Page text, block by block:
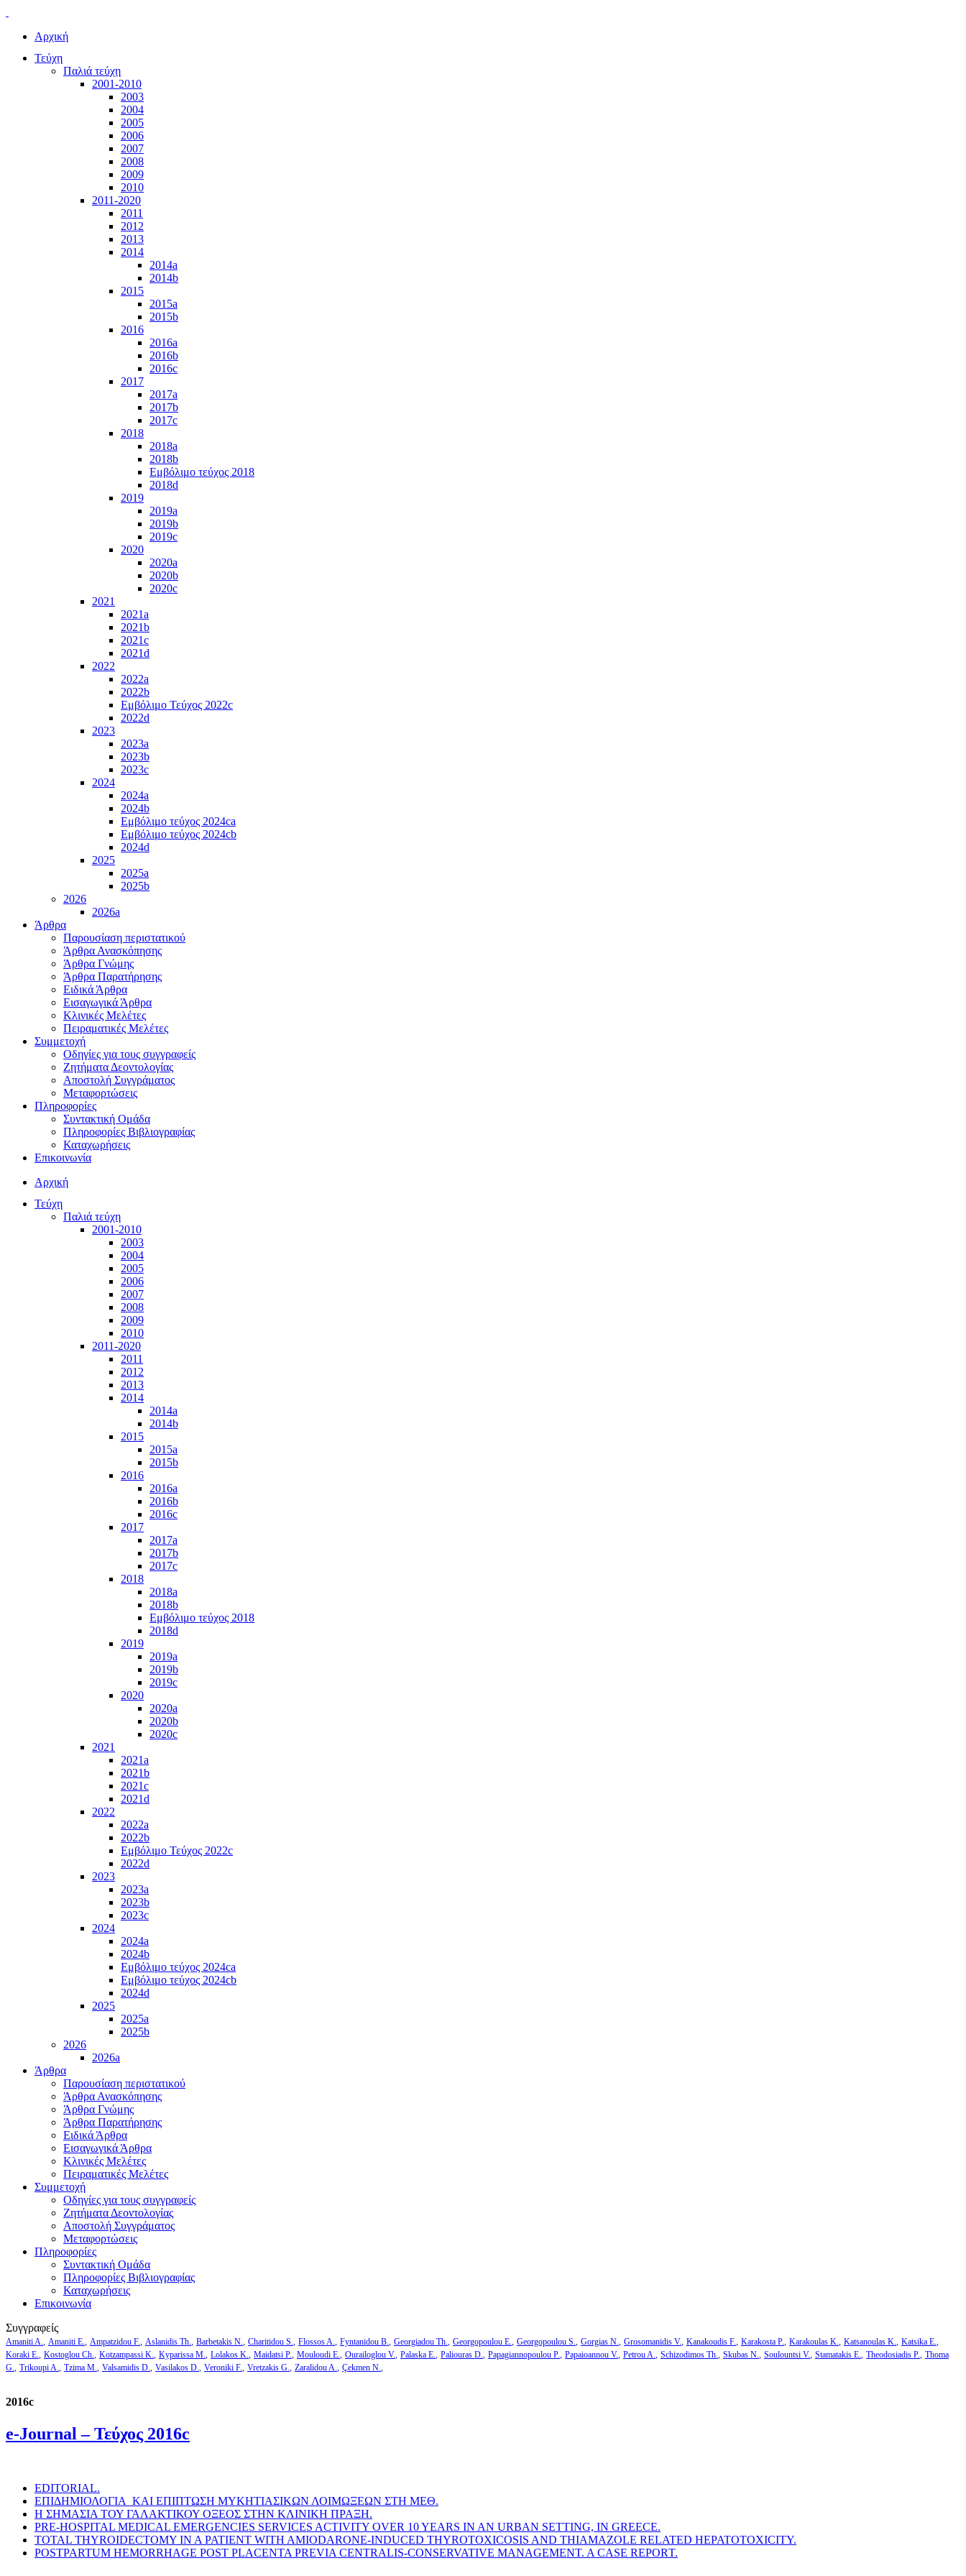
Αρχική
Τεύχη
Παλιά τεύχη
2001-2010
2003
2004
2005
2006
2007
2008
2009
2010
2011-2020
2011
2012
2013
2014
2014a
2014b
2015
2015a
2015b
2016
2016a
2016b
2016c
2017
2017a
2017b
2017c
2018
2018a
2018b
Εμβόλιμο τεύχος 2018
2018d
2019
2019a
2019b
2019c
2020
2020a
2020b
2020c
2021
2021a
2021b
2021c
2021d
2022
2022a
2022b
Εμβόλιμο Τεύχος 2022c
2022d
2023
2023a
2023b
2023c
2024
2024a
2024b
Εμβόλιμο τεύχος 2024ca
Εμβόλιμο τεύχος 2024cb
2024d
2025
2025a
2025b
2026
2026a
Άρθρα
Παρουσίαση περιστατικού
Άρθρα Ανασκόπησης
Άρθρα Γνώμης
Άρθρα Παρατήρησης
Ειδικά Άρθρα
Εισαγωγικά Άρθρα
Κλινικές Μελέτες
Πειραματικές Μελέτες
Συμμετοχή
Οδηγίες για τους συγγραφείς
Ζητήματα Δεοντολογίας
Αποστολή Συγγράματος
Μεταφορτώσεις
Πληροφορίες
Συντακτική Ομάδα
Πληροφορίες Βιβλιογραφίας
Καταχωρήσεις
Επικοινωνία
Αρχική
Τεύχη
Παλιά τεύχη
2001-2010
2003
2004
2005
2006
2007
2008
2009
2010
2011-2020
2011
2012
2013
2014
2014a
2014b
2015
2015a
2015b
2016
2016a
2016b
2016c
2017
2017a
2017b
2017c
2018
2018a
2018b
Εμβόλιμο τεύχος 2018
2018d
2019
2019a
2019b
2019c
2020
2020a
2020b
2020c
2021
2021a
2021b
2021c
2021d
2022
2022a
2022b
Εμβόλιμο Τεύχος 2022c
2022d
2023
2023a
2023b
2023c
2024
2024a
2024b
Εμβόλιμο τεύχος 2024ca
Εμβόλιμο τεύχος 2024cb
2024d
2025
2025a
2025b
2026
2026a
Άρθρα
Παρουσίαση περιστατικού
Άρθρα Ανασκόπησης
Άρθρα Γνώμης
Άρθρα Παρατήρησης
Ειδικά Άρθρα
Εισαγωγικά Άρθρα
Κλινικές Μελέτες
Πειραματικές Μελέτες
Συμμετοχή
Οδηγίες για τους συγγραφείς
Ζητήματα Δεοντολογίας
Αποστολή Συγγράματος
Μεταφορτώσεις
Πληροφορίες
Συντακτική Ομάδα
Πληροφορίες Βιβλιογραφίας
Καταχωρήσεις
Επικοινωνία
Συγγραφείς
Amaniti A. Amaniti E. Ampatzidou F. Aslanidis Th. Barbetakis N. Charitidou S. Flossos A. Fyntanidou B. Georgiadou Th. Georgopoulou E. Georgopoulou S. Gorgias N. Grosomanidis V. Kanakoudis F. Karakosta P. Karakoulas K. Katsanoulas K. Katsika E.
Koraki E. Kostoglou Ch. Kotzampassi K. Kyparissa M. Lolakos K. Maidatsi P. Mouloudi E. Ourailoglou V. Palaska E. Paliouras D. Papagiannopoulou P. Papaioannou V. Petrou A. Schizodimos Th. Skubas N. Soulountsi V. Stamatakis E. Theodosiadis P. Thoma
G. Trikoupi A. Tzima M. Valsamidis D. Vasilakos D. Veroniki F. Vretzakis G. Zaralidou A. Çekmen N.
2016c
e-Journal – Τεύχος 2016c
EDITORIAL.
ΕΠΙΔΗΜΙΟΛΟΓΙΑ ΚΑΙ ΕΠΙΠΤΩΣΗ ΜΥΚΗΤΙΑΣΙΚΩΝ ΛΟΙΜΩΞΕΩΝ ΣΤΗ ΜΕΘ.
Η ΣΗΜΑΣΙΑ ΤΟΥ ΓΑΛΑΚΤΙΚΟΥ ΟΞΕΟΣ ΣΤΗΝ ΚΛΙΝΙΚΗ ΠΡΑΞΗ.
PRE-HOSPITAL MEDICAL EMERGENCIES SERVICES ACTIVITY OVER 10 YEARS IN AN URBAN SETTING, IN GREECE.
TOTAL THYROIDECTOMY IN A PATIENT WITH AMIODARONE-INDUCED THYROTOXICOSIS AND THIAMAZOLE RELATED HEPATOTOXICITY.
POSTPARTUM HEMORRHAGE POST PLACENTA PREVIA CENTRALIS-CONSERVATIVE MANAGEMENT. A CASE REPORΤ.